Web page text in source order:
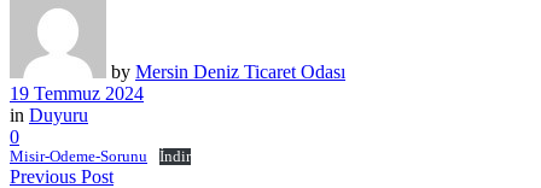
by Mersin Deniz Ticaret Odası
19 Temmuz 2024
in Duyuru
0
Misir-Odeme-Sorunu İndir
Previous Post